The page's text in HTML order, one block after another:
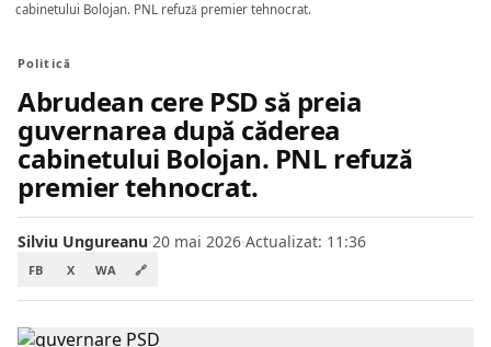
cabinetului Bolojan. PNL refuză premier tehnocrat.
Politică
Abrudean cere PSD să preia
guvernarea după căderea
cabinetului Bolojan. PNL refuză
premier tehnocrat.
Silviu Ungureanu·20 mai 2026·Actualizat: 11:36
FB X WA 🔗